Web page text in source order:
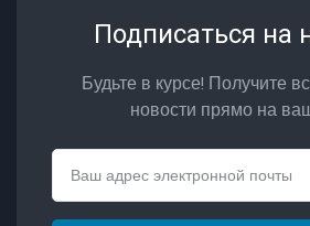
Подписаться на
Будьте в курсе! Получите
новости прямо на